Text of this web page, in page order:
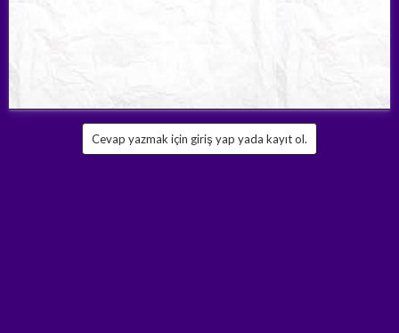
Kudret narını zeytinyağı içinde bekletip yanma, ekşime, gastrit
Cevap yazmak için giriş yap yada kayıt ol.